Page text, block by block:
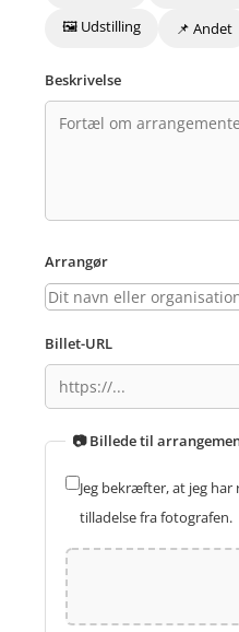
🖼️ Udstilling
📌 Andet
Beskrivelse
Arrangør
Billet-URL
📷 Billede til
Jeg bekræfter, at jeg
tilladelse fra fotografen.